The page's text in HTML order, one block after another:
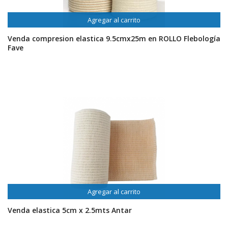
Agregar al carrito
Venda compresion elastica 9.5cmx25m en ROLLO Flebología
Fave
Agregar al carrito
Venda elastica 5cm x 2.5mts Antar